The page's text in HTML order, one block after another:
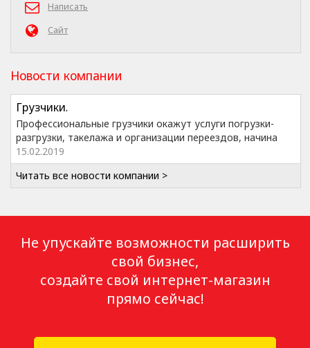
Написать
Сайт
Новости компании
Грузчики.
Профессиональные грузчики окажут услуги погрузки-
разгрузки, такелажа и организации переездов, начина
15.02.2019
Читать все новости компании >
Не упускайте возможности расширить
свой бизнес,
создайте свой интернет-магазин
прямо сейчас!